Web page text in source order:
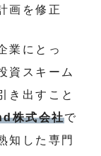
画を修正
業にとっ
資スキーム
き出すこと
株式会社で
知した専門